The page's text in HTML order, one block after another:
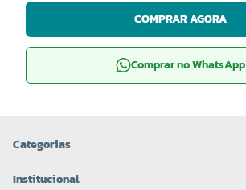
COMPRAR AGORA
Comprar no WhatsApp
Categorias
Institucional